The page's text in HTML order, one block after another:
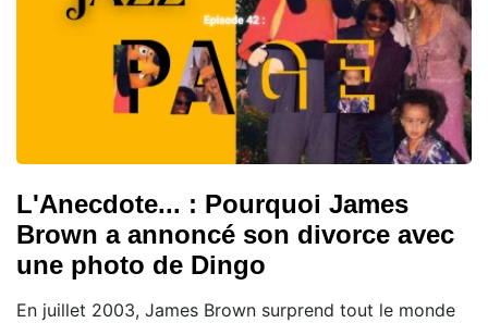
L'Anecdote... : Pourquoi James
Brown a annoncé son divorce avec
une photo de Dingo
En juillet 2003, James Brown surprend tout le monde